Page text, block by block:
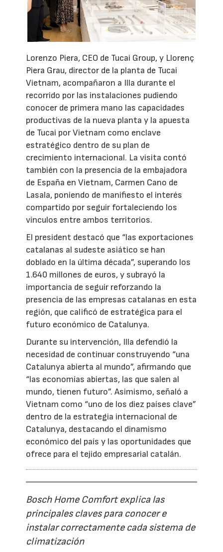
Lorenzo Piera, CEO de Tucai Group, y Llorenç
Piera Grau, director de la planta de Tucai
Vietnam, acompañaron a Illa durante el
recorrido por las instalaciones pudiendo
conocer de primera mano las capacidades
productivas de la nueva planta y la apuesta
de Tucai por Vietnam como enclave
estratégico dentro de su plan de
crecimiento internacional. La visita contó
también con la presencia de la embajadora
de España en Vietnam, Carmen Cano de
Lasala, poniendo de manifiesto el interés
compartido por seguir fortaleciendo los
vínculos entre ambos territorios.
El president destacó que “las exportaciones
catalanas al sudeste asiático se han
doblado en la última década”, superando los
1.640 millones de euros, y subrayó la
importancia de seguir reforzando la
presencia de las empresas catalanas en esta
región, que calificó de estratégica para el
futuro económico de Catalunya.
Durante su intervención, Illa defendió la
necesidad de continuar construyendo “una
Catalunya abierta al mundo”, afirmando que
“las economías abiertas, las que salen al
mundo, tienen futuro”. Asimismo, señaló a
Vietnam como “uno de los diez países clave”
dentro de la estrategia internacional de
Catalunya, destacando el dinamismo
económico del país y las oportunidades que
ofrece para el tejido empresarial catalán.
Bosch Home Comfort explica las
principales claves para conocer e
instalar correctamente cada sistema de
climatización